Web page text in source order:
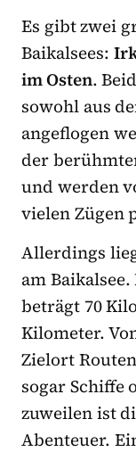
Es gibt zwei
Baikalsees:
im Osten.
sowohl aus
angeflogen
der
und werden
vielen Zügen
Allerdings
am
beträgt 70
Kilometer.
Zielort
sogar Schiffe
zuweilen ist
Abenteuer.